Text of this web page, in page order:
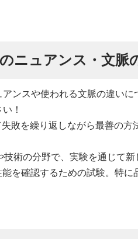
ニュアンス・文脈
ンスや使われる文脈の違い
！
敗を繰り返しながら最善の
術の分野で、実験を通じて新
を確認するための試験。特に